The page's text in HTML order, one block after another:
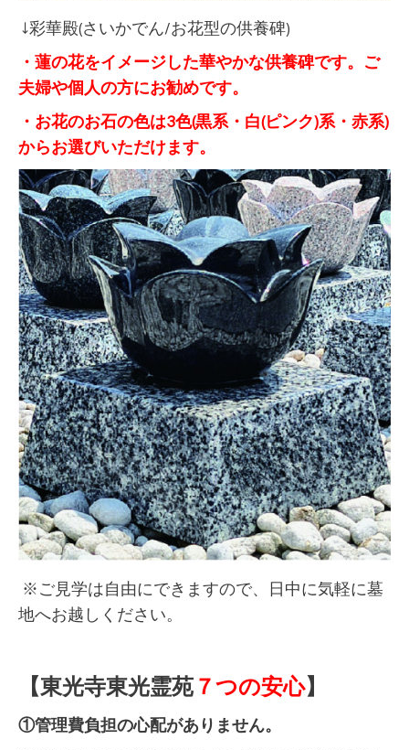
↓彩華殿(さいかでん/お花型の供養碑)
・蓮の花をイメージした華やかな供養碑です。ご
夫婦や個人の方にお勧めです。
・お花のお石の色は3色(黒系・白(ピンク)系・赤系)
からお選びいただけます。
※ご見学は自由にできますので、日中に気軽に墓
地へお越しください。
【東光寺東光霊苑 ７つの安心】
①管理費負担の心配がありません。